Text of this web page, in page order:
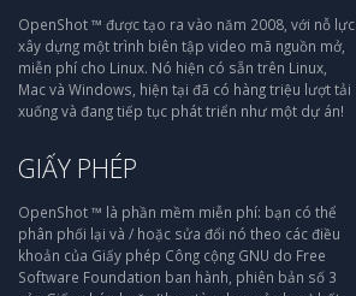
OpenShot ™ được tạo ra vào năm 2008, với nỗ lực
xây dựng một trình biên tập video mã nguồn mở,
miễn phí cho Linux. Nó hiện có sẵn trên Linux,
Mac và Windows, hiện tại đã có hàng triệu lượt tải
xuống và đang tiếp tục phát triển như một dự án!
GIẤY PHÉP
OpenShot ™ là phần mềm miễn phí: bạn có thể
phân phối lại và / hoặc sửa đổi nó theo các điều
khoản của Giấy phép Công cộng GNU do Free
Software Foundation ban hành, phiên bản số 3